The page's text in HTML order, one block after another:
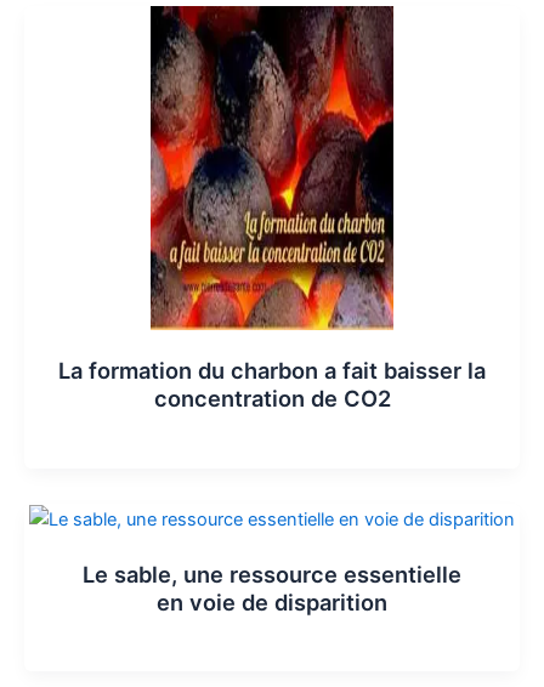
La formation du charbon a fait baisser la
concentration de CO2
Le sable, une ressource essentielle
en voie de disparition